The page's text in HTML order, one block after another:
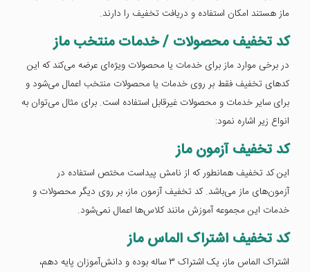
ماز هستند امکان استفاده و دریافت تخفیف را دارند.
کد تخفیف محصولات / خدمات منتخب ماز
در برخی موارد ماز برای خدمات یا محصولات ویژه‌ای عرضه می‌کند که این
کدهای تخفیف فقط بر روی خدمات یا محصولات منتخب اعمال می‌شود و
برای سایر خدمات و محصولات غیرقابل استفاده است. برای مثال می‌توان به
انواع زیر اشاره نمود:
کد تخفیف آزمون ماز
این کد تخفیف همانطور که از نامش پیداست مختص استفاده در
آزمون‌های ماز می‌باشد. کد تخفیف آزمون ماز، بر روی دیگر محصولات و
خدمات این مجموعه آموزش مانند کلاس‌ها اعمال نمی‌شود.
کد تخفیف اشتراک الماس ماز
اشتراک الماس ماز، یک اشتراک 3 ساله بوده و دانش‌آموزان پایه دهم،